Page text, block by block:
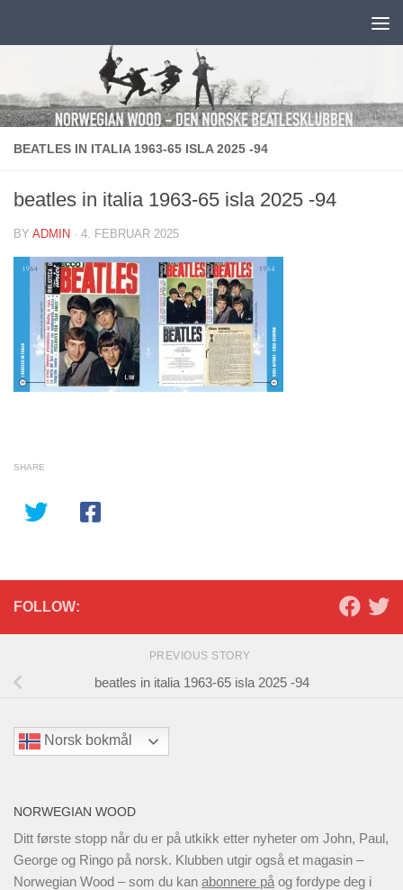
BEATLES IN ITALIA 1963-65 ISLA 2025 -94
beatles in italia 1963-65 isla 2025 -94
BY ADMIN · 4. FEBRUAR 2025
SHARE
FOLLOW:
PREVIOUS STORY
beatles in italia 1963-65 isla 2025 -94
Norsk bokmål
NORWEGIAN WOOD
Ditt første stopp når du er på utkikk etter nyheter om John, Paul,
George og Ringo på norsk. Klubben utgir også et magasin –
Norwegian Wood – som du kan abonnere på og fordype deg i